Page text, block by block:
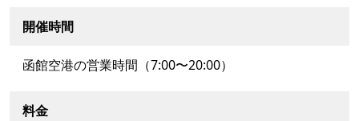
開催時間
函館空港の営業時間（7:00〜20:00）
料金